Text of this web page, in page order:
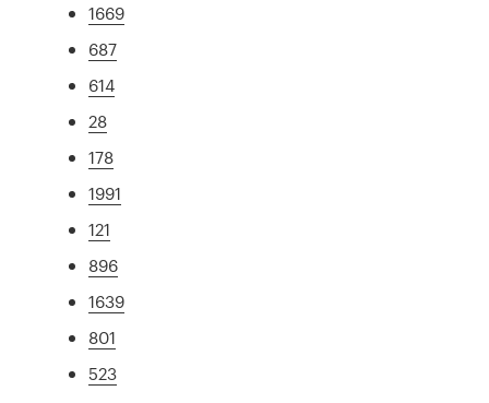
1669
687
614
28
178
1991
121
896
1639
801
523